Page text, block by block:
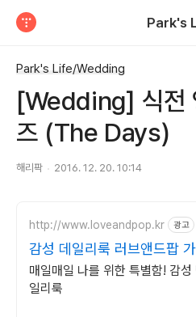
Park's
Park's Life/Wedding
[Wedding] 식전
즈 (The Days)
해리팍 2016. 12. 20. 10:14
http://www.loveandpop.kr 광고
감성 데일리룩 러브앤드팝
자체제작 신상!
매일매일 나를 위한 특별함! 감성
일리룩